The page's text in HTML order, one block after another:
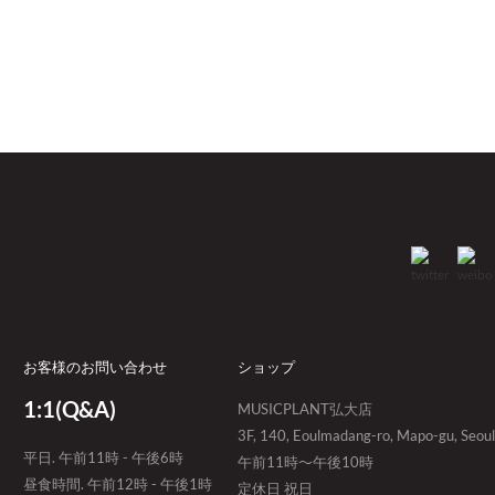
お客様のお問い合わせ
1:1(Q&A)
平日. 午前11時 - 午後6時
昼食時間. 午前12時 - 午後1時
ショップ
MUSICPLANT弘大店
3F, 140, Eoulmadang-ro, Mapo-gu, Seoul
午前11時～午後10時
定休日 祝日